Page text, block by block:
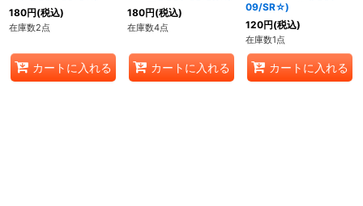
180円(税込)
在庫数2点
カートに入れる
180円(税込)
在庫数4点
カートに入れる
09/SR☆)
120円(税込)
在庫数1点
カートに入れる